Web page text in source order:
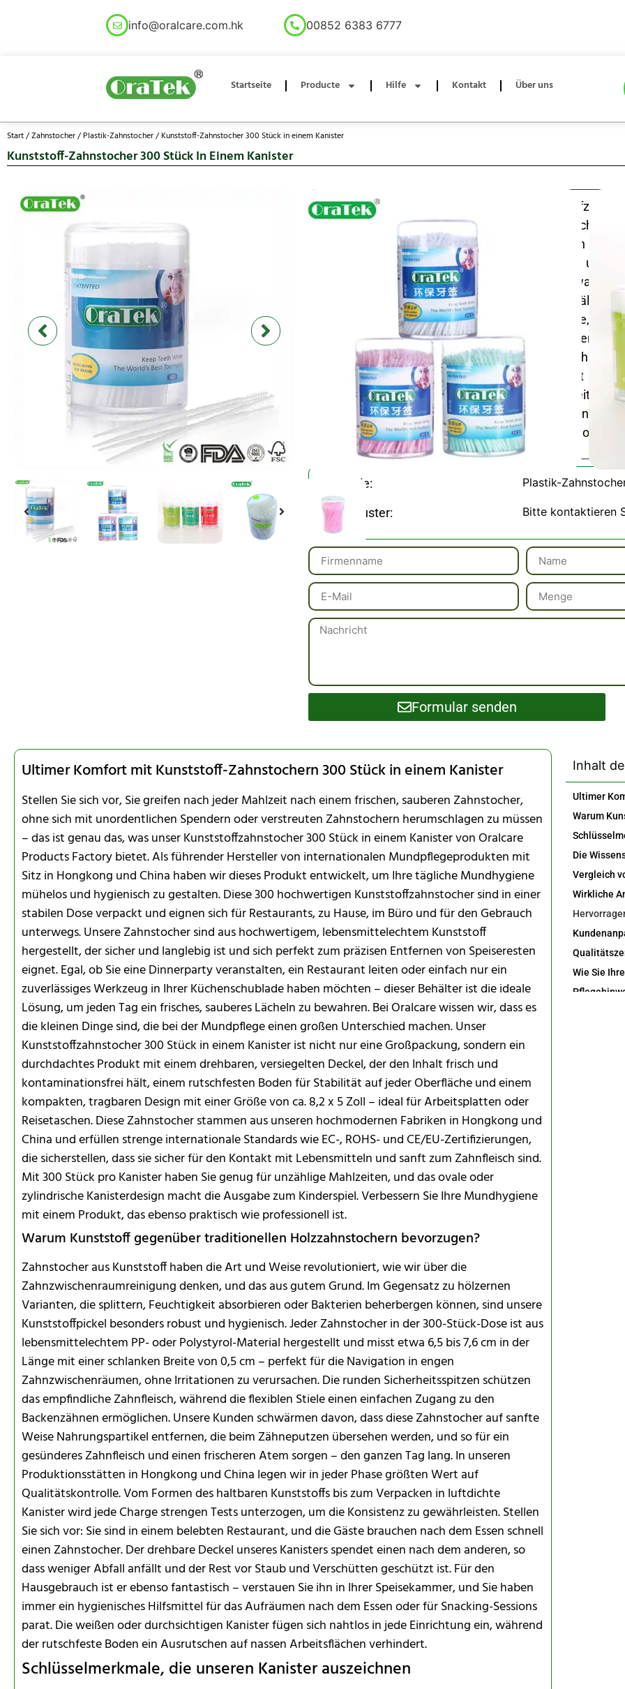
info@oralcare.com.hk 00852 6383 6777
Startseite Producte Hilfe Kontakt Über uns
Start/Zahnstocher/ Plastik-Zahnstocher/ Kunststoff-Zahnstocher 300 Stück in einem Kanister
Kunststoff-Zahnstocher 300 Stück In Einem Kanister
Entdecken Sie den Komfort unserer
einer Dose – die perfekte Lösung für die tägliche
Bedürfnisse beim Essen. Die 300 robusten
hochwertigem, haltbarem Kunststoff gefertigt und
sicheren, splitterfreien Gebrauch für
gleichermaßen. Das kompakte, luftdichte
sauber und tragbar, ideal für die Küche zu Hause, das
Reisen. Sie lassen sich leicht einzeln entnehmen
hygienischen Zugang zu den Zahnstochern ohne
schlanken, platzsparenden Form bietet
außergewöhnlichen Wert und Zuverlässigkeit.
Zahnpflegeroutine mit diesen unverzichtbaren
decken Sie sich noch heute damit ein, um mühelos
Kategorie: Plastik-
SKU / Muster: Bitte kontaktieren
Formular senden
Ultimer Komfort mit Kunststoff-Zahnstochern 300 Stück in einem Kanister
Stellen Sie sich vor, Sie greifen nach jeder Mahlzeit nach einem frischen, sauberen Zahnstocher,
ohne sich mit unordentlichen Spendern oder verstreuten Zahnstochern herumschlagen zu müssen
– das ist genau das, was unser Kunststoffzahnstocher 300 Stück in einem Kanister von Oralcare
Products Factory bietet. Als führender Hersteller von internationalen Mundpflegeprodukten mit
Sitz in Hongkong und China haben wir dieses Produkt entwickelt, um Ihre tägliche Mundhygiene
mühelos und hygienisch zu gestalten. Diese 300 hochwertigen Kunststoffzahnstocher sind in einer
stabilen Dose verpackt und eignen sich für Restaurants, zu Hause, im Büro und für den Gebrauch
unterwegs. Unsere Zahnstocher sind aus hochwertigem, lebensmittelechtem Kunststoff
hergestellt, der sicher und langlebig ist und sich perfekt zum präzisen Entfernen von Speiseresten
eignet. Egal, ob Sie eine Dinnerparty veranstalten, ein Restaurant leiten oder einfach nur ein
zuverlässiges Werkzeug in Ihrer Küchenschublade haben möchten – dieser Behälter ist die ideale
Lösung, um jeden Tag ein frisches, sauberes Lächeln zu bewahren. Bei Oralcare wissen wir, dass es
die kleinen Dinge sind, die bei der Mundpflege einen großen Unterschied machen. Unser
Kunststoffzahnstocher 300 Stück in einem Kanister ist nicht nur eine Großpackung, sondern ein
durchdachtes Produkt mit einem drehbaren, versiegelten Deckel, der den Inhalt frisch und
kontaminationsfrei hält, einem rutschfesten Boden für Stabilität auf jeder Oberfläche und einem
kompakten, tragbaren Design mit einer Größe von ca. 8,2 x 5 Zoll – ideal für Arbeitsplatten oder
Reisetaschen. Diese Zahnstocher stammen aus unseren hochmodernen Fabriken in Hongkong und
China und erfüllen strenge internationale Standards wie EC-, ROHS- und CE/EU-Zertifizierungen,
die sicherstellen, dass sie sicher für den Kontakt mit Lebensmitteln und sanft zum Zahnfleisch sind.
Mit 300 Stück pro Kanister haben Sie genug für unzählige Mahlzeiten, und das ovale oder
zylindrische Kanisterdesign macht die Ausgabe zum Kinderspiel. Verbessern Sie Ihre Mundhygiene
mit einem Produkt, das ebenso praktisch wie professionell ist.
Warum Kunststoff gegenüber traditionellen Holzzahnstochern bevorzugen?
Zahnstocher aus Kunststoff haben die Art und Weise revolutioniert, wie wir über die
Zahnzwischenraumreinigung denken, und das aus gutem Grund. Im Gegensatz zu hölzernen
Varianten, die splittern, Feuchtigkeit absorbieren oder Bakterien beherbergen können, sind unsere
Kunststoffpickel besonders robust und hygienisch. Jeder Zahnstocher in der 300-Stück-Dose ist aus
lebensmittelechtem PP- oder Polystyrol-Material hergestellt und misst etwa 6,5 bis 7,6 cm in der
Länge mit einer schlanken Breite von 0,5 cm – perfekt für die Navigation in engen
Zahnzwischenräumen, ohne Irritationen zu verursachen. Die runden Sicherheitsspitzen schützen
das empfindliche Zahnfleisch, während die flexiblen Stiele einen einfachen Zugang zu den
Backenzähnen ermöglichen. Unsere Kunden schwärmen davon, dass diese Zahnstocher auf sanfte
Weise Nahrungspartikel entfernen, die beim Zähneputzen übersehen werden, und so für ein
gesünderes Zahnfleisch und einen frischeren Atem sorgen – den ganzen Tag lang. In unseren
Produktionsstätten in Hongkong und China legen wir in jeder Phase größten Wert auf
Qualitätskontrolle. Vom Formen des haltbaren Kunststoffs bis zum Verpacken in luftdichte
Kanister wird jede Charge strengen Tests unterzogen, um die Konsistenz zu gewährleisten. Stellen
Sie sich vor: Sie sind in einem belebten Restaurant, und die Gäste brauchen nach dem Essen schnell
einen Zahnstocher. Der drehbare Deckel unseres Kanisters spendet einen nach dem anderen, so
dass weniger Abfall anfällt und der Rest vor Staub und Verschütten geschützt ist. Für den
Hausgebrauch ist er ebenso fantastisch – verstauen Sie ihn in Ihrer Speisekammer, und Sie haben
immer ein hygienisches Hilfsmittel für das Aufräumen nach dem Essen oder für Snacking-Sessions
parat. Die weißen oder durchsichtigen Kanister fügen sich nahtlos in jede Einrichtung ein, während
der rutschfeste Boden ein Ausrutschen auf nassen Arbeitsflächen verhindert.
Schlüsselmerkmale, die unseren Kanister auszeichnen
Inhalt